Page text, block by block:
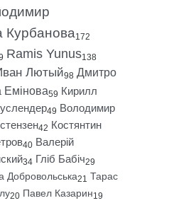
Курбанова172
Ramis Yunus138
Лютый98 Дмитро
Емінова59 Кирилл
49 Володимир
42 Костянтин
40 Валерій
34 Гліб Бабіч29
Добровольська21 Тарас
20 Павел Казарин19